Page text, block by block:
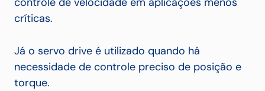
críticas.
Já o servo drive é utilizado quando há
necessidade de controle preciso de posição e
torque.